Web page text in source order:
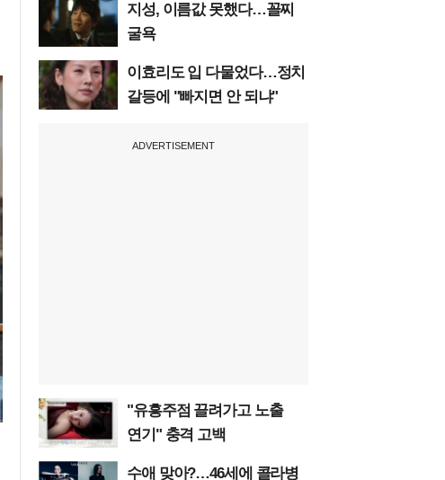
지성, 이름값 못했다…꼴찌
굴욕
이효리도 입 다물었다…정치
갈등에 "빠지면 안 되냐"
ADVERTISEMENT
"유흥주점 끌려가고 노출
연기" 충격 고백
수애 맞아?…46세에 콜라병